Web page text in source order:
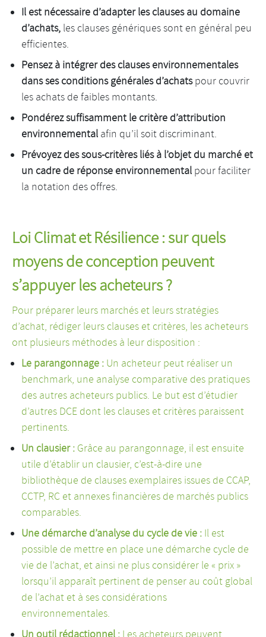
Il est nécessaire d’adapter les clauses au domaine
d’achats, les clauses génériques sont en général peu
efficientes.
Pensez à intégrer des clauses environnementales
dans ses conditions générales d’achatspour couvrir
les achats de faibles montants.
Pondérez suffisamment le critère d’attribution
environnemental afin qu’il soit discriminant.
Prévoyez des sous-critères liés à l’objet du marché et
un cadre de réponse environnemental pour faciliter
la notation des offres.
Loi Climat et Résilience : sur quels
moyens de conception peuvent
s’appuyer les acheteurs ?
Pour préparer leurs marchés et leurs stratégies
d’achat, rédiger leurs clauses et critères, les acheteurs
ont plusieurs méthodes à leur disposition :
Le parangonnage : Un acheteur peut réaliser un
benchmark, une analyse comparative des pratiques
des autres acheteurs publics. Le but est d’étudier
d’autres DCE dont les clauses et critères paraissent
pertinents.
Un clausier : Grâce au parangonnage, il est ensuite
utile d’établir un clausier, c’est-à-dire une
bibliothèque de clauses exemplaires issues de CCAP,
CCTP, RC et annexes financières de marchés publics
comparables.
Une démarche d’analyse du cycle de vie : Il est
possible de mettre en place une démarche cycle de
vie de l’achat, et ainsi ne plus considérer le « prix »
lorsqu’il apparaît pertinent de penser au coût global
de l’achat et à ses considérations
environnementales.